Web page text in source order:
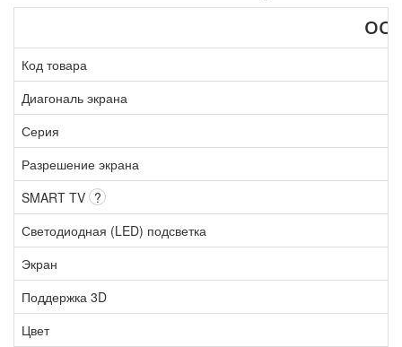
Код товара
Диагональ экрана
Серия
Разрешение экрана
SMART TV ?
Светодиодная (LED) подсветка
Экран
Поддержка 3D
Цвет